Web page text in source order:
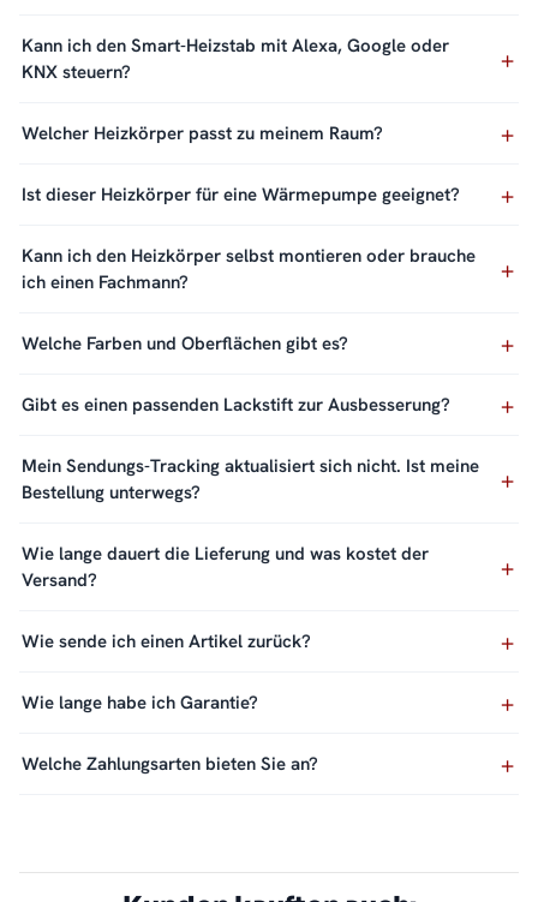
Kann ich den Smart-Heizstab mit Alexa, Google oder
KNX steuern?
Welcher Heizkörper passt zu meinem Raum?
Ist dieser Heizkörper für eine Wärmepumpe geeignet?
Kann ich den Heizkörper selbst montieren oder brauche
ich einen Fachmann?
Welche Farben und Oberflächen gibt es?
Gibt es einen passenden Lackstift zur Ausbesserung?
Mein Sendungs-Tracking aktualisiert sich nicht. Ist meine
Bestellung unterwegs?
Wie lange dauert die Lieferung und was kostet der
Versand?
Wie sende ich einen Artikel zurück?
Wie lange habe ich Garantie?
Welche Zahlungsarten bieten Sie an?